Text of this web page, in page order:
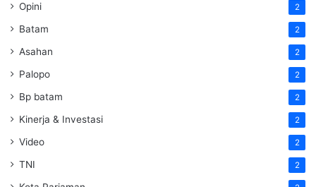
Opini 2
Batam 2
Asahan 2
Palopo 2
Bp batam 2
Kinerja & Investasi 2
Video 2
TNI 2